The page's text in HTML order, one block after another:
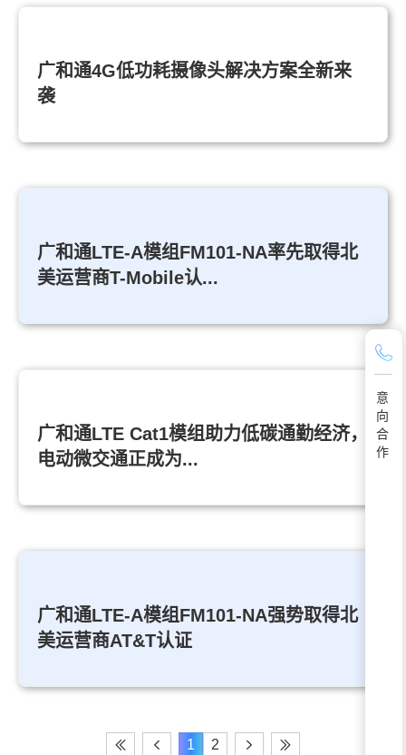
广和通4G低功耗摄像头解决方案全新来
袭
广和通LTE-A模组FM101-NA率先取得北
美运营商T-Mobile认...
广和通LTE Cat1模组助力低碳通勤经济，
电动微交通正成为...
广和通LTE-A模组FM101-NA强势取得北
美运营商AT&T认证
1 2
意
向
合
作